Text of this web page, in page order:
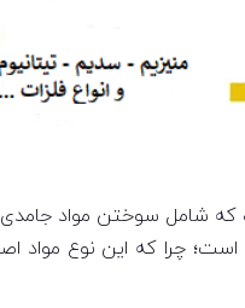
که شامل سوختن مواد
چرا که این نوع